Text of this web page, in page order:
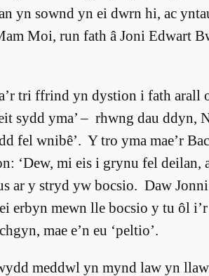
yn sownd yn ei dwrn hi, ac
Moi, run fath â Joni Edwart
tri ffrind yn dystion i fath arall
sydd yma’ – rhwng dau ddyn,
fel wnibê’. Y tro yma mae’r
‘Dew, mi eis i grynu fel deilan,
ar y stryd yw bocsio. Daw
erbyn mewn lle bocsio y tu ôl
mae e’n eu ‘peltio’.
meddwl yn mynd law yn